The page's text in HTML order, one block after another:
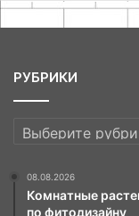
РУБРИКИ
РУБРИКИ
08.08.2026
Комнатные
по фитодизайну